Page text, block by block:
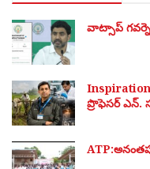
వాట్సాప్
ప్రొఫెసర్ ఎన్.